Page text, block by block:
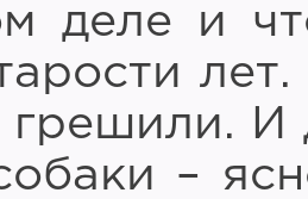
деле и
грешили. И
–